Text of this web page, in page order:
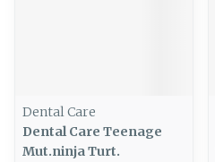
Dental Care
Dental Care Teenage
Mut.ninja Turt.